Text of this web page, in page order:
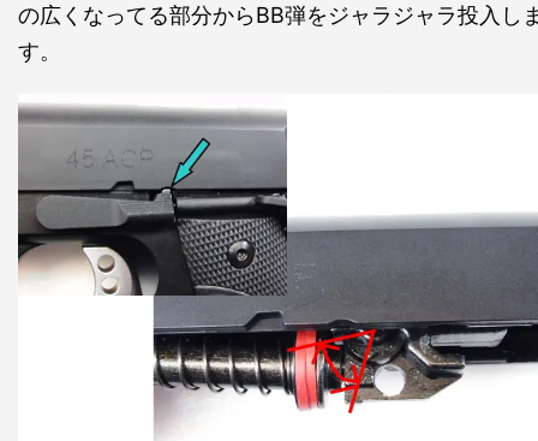
の広くなってる部分からBB弾をジャラジャラ投入し
す。